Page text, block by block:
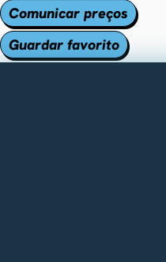
Comunicar preços
Guardar favorito